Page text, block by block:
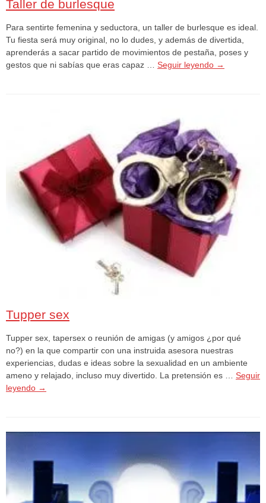
Taller de burlesque
Para sentirte femenina y seductora, un taller de burlesque es ideal.
Tu fiesta será muy original, no lo dudes, y además de divertida,
aprenderás a sacar partido de movimientos de pestaña, poses y
gestos que ni sabías que eras capaz … Seguir leyendo →
Tupper sex
Tupper sex, tapersex o reunión de amigas (y amigos ¿por qué
no?) en la que compartir con una instruida asesora nuestras
experiencias, dudas e ideas sobre la sexualidad en un ambiente
ameno y relajado, incluso muy divertido. La pretensión es … Seguir
leyendo →